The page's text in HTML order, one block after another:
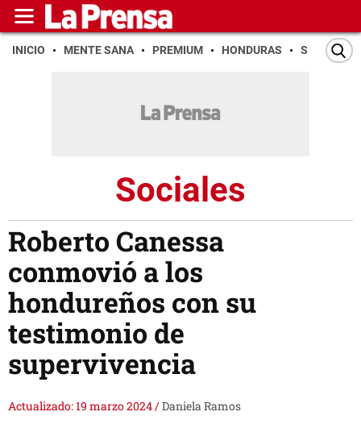
INICIO MENTE SANA PREMIUM HONDURAS SAN PEDRO
Sociales
Roberto Canessa
conmovió a los
hondureños con su
testimonio de
supervivencia
Actualizado: 19 marzo 2024/Daniela Ramos